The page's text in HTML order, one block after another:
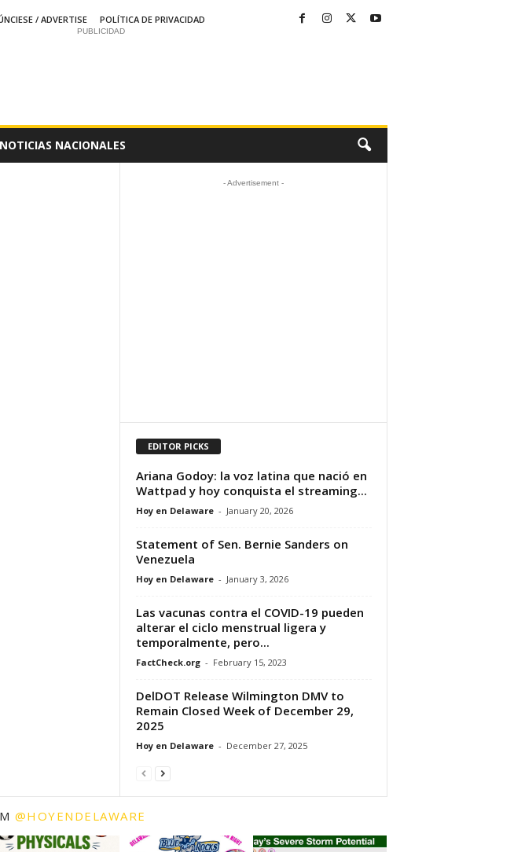
/ ADVERTISE
POLÍTICA DE PRIVACIDAD
PUBLICIDAD
NOTICIAS NACIONALES
- Advertisement -
EDITOR PICKS
Ariana Godoy: la voz latina que nació en
Wattpad y hoy conquista el streaming...
Hoy en Delaware - January 20, 2026
Statement of Sen. Bernie Sanders on
Venezuela
Hoy en Delaware - January 3, 2026
Las vacunas contra el COVID-19 pueden
alterar el ciclo menstrual ligera y
temporalmente, pero...
FactCheck.org - February 15, 2023
DelDOT Release Wilmington DMV to
Remain Closed Week of December 29,
2025
Hoy en Delaware - December 27, 2025
@HOYENDELAWARE